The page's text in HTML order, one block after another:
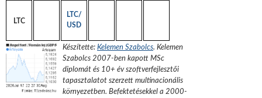
LTC
LTC/
USD
Készítette: Kelemen Szabolcs. Kelemen
Szabolcs 2007-ben kapott MSc
diplomát és 10+ év szoftverfejlesztői
tapasztalatot szerzett multinacionális
környezetben. Befektetésekkel a 2000-